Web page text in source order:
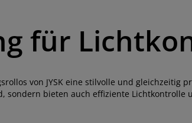
für
von JYSK eine stilvolle und gleichzeitig
sondern bieten auch effiziente Lichtkontrolle